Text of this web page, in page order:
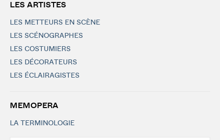
LES ARTISTES
LES METTEURS EN SCÈNE
LES SCÉNOGRAPHES
LES COSTUMIERS
LES DÉCORATEURS
LES ÉCLAIRAGISTES
MEMOPERA
LA TERMINOLOGIE